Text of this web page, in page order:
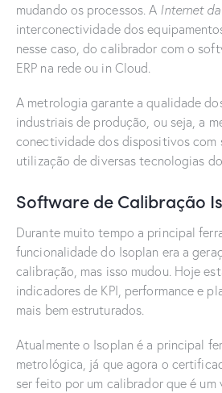
mudando os processos. A Internet
interconectividade dos
nesse caso, do calibrador com o
ERP na rede ou in Cloud.
A metrologia garante a qualidade
industriais de produção, ou seja, a
conectividade dos dispositivos com
utilização de diversas tecnologias
Software de Calibração
Durante muito tempo a principal
funcionalidade do Isoplan era a
calibração, mas isso mudou. Hoje
indicadores de KPI, performance e
mais bem estruturados.
Atualmente o Isoplan é a principal
metrológica, já que agora o
ser feito por um calibrador que é um